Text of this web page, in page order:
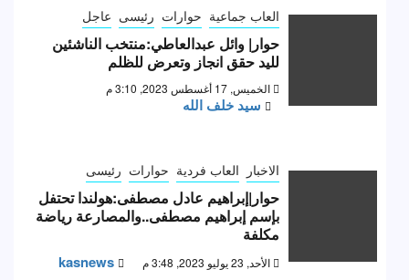
العاب جماعية حوارات رئيسى عاجل
حوار| وائل عبدالعاطي:منتخب الناشئين
لليد حقق انجاز وتعرض للظلم
الخميس, 17 أغسطس 2023, 3:10 م
سيد خلف الله
الاخبار العاب فردية حوارات رئيسى
حوار|إبراهيم عادل مصطفى:هولندا تحتفل
بإسم إبراهيم مصطفى..والمصارعة رياضة
مكلفة
الأحد, 23 يوليو 2023, 3:48 م kasnews